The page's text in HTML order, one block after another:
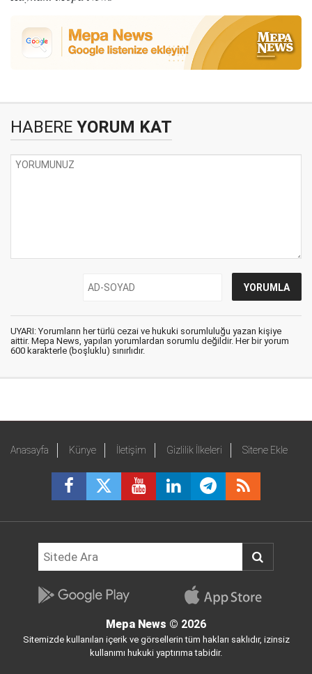
HABERE YORUM KAT
UYARI: Yorumların her türlü cezai ve hukuki sorumluluğu yazan kişiye
aittir. Mepa News, yapılan yorumlardan sorumlu değildir. Her bir yorum
600 karakterle (boşluklu) sınırlıdır.
Anasayfa Künye İletişim Gizlilik İlkeleri Sitene Ekle
Mepa News © 2026
Sitemizde kullanılan içerik ve görsellerin tüm hakları saklıdır, izinsiz
kullanımı hukuki yaptırıma tabidir.